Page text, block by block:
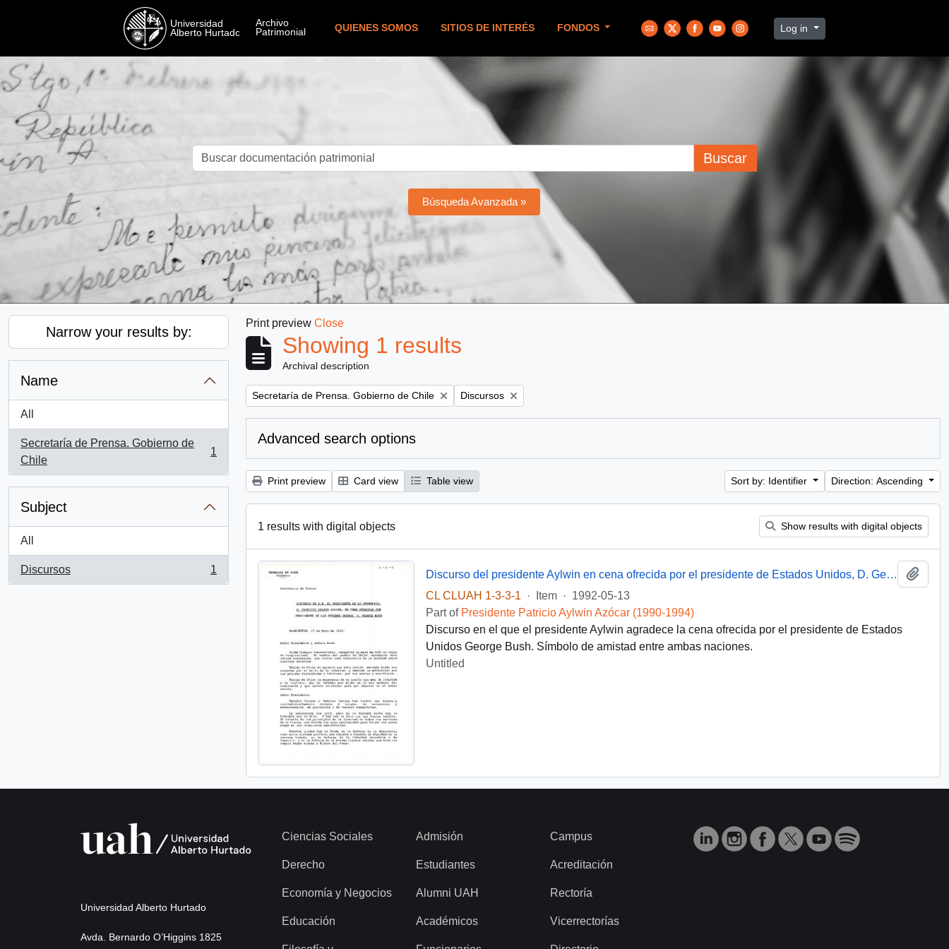
QUIENES SOMOS SITIOS DE INTERÉS FONDOS Log in
Buscar
Búsqueda Avanzada »
Narrow your results by:
Name
All
Secretaría de Prensa. Gobierno de
Chile
, 1 results
1
Subject
All
Discursos
, 1 results
1
Print preview Close
Showing 1 results
Archival description
Remove filter:
Secretaría de Prensa. Gobierno de Chile Remove filter:
Discursos
Advanced search options
Print preview Card view Table view Sort by: Identifier Direction: Ascending
1 results with digital objects Show results with digital objects
Discurso del presidente Aylwin en cena ofrecida por el presidente de Estados Unidos, D. George Bush
CL CLUAH 1-3-3-1
· Item · 1992-05-13
Part of Presidente Patricio Aylwin Azócar (1990-1994)
Discurso en el que el presidente Aylwin agradece la cena ofrecida por el presidente de Estados
Unidos George Bush. Símbolo de amistad entre ambas naciones.
Untitled
Universidad Alberto Hurtado
Avda. Bernardo O’Higgins 1825
Ciencias Sociales
Derecho
Economía y Negocios
Educación
Admisión
Estudiantes
Alumni UAH
Académicos
Campus
Acreditación
Rectoría
Vicerrectorías